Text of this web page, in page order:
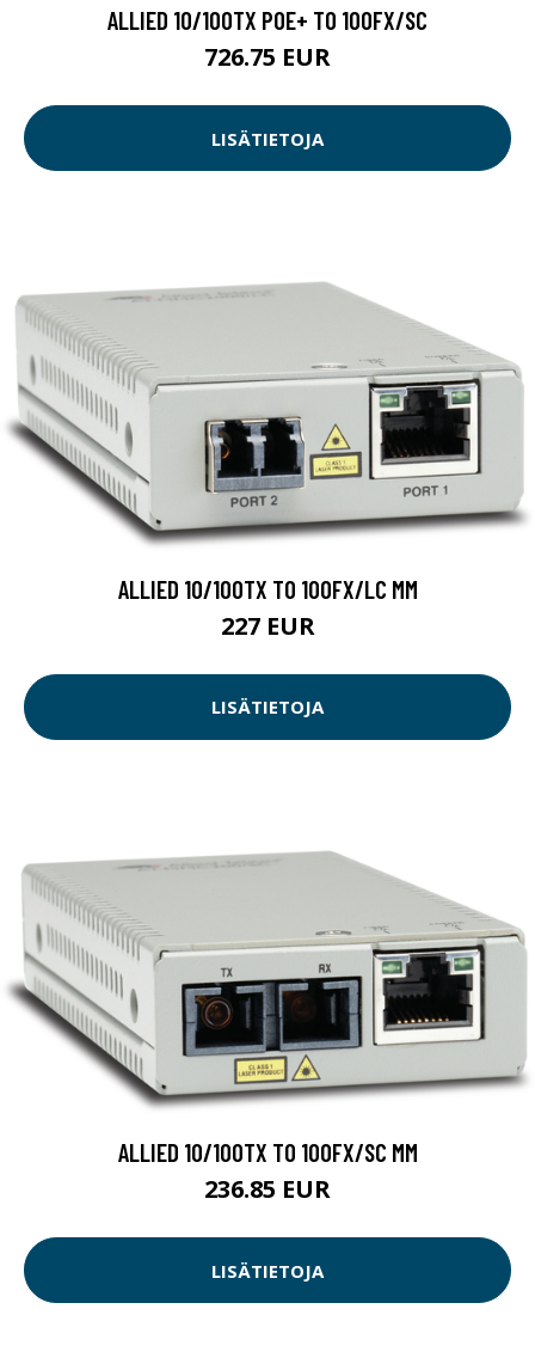
ALLIED 10/100TX POE+ TO 100FX/SC
726.75 EUR
LISÄTIETOJA
ALLIED 10/100TX TO 100FX/LC MM
227 EUR
LISÄTIETOJA
ALLIED 10/100TX TO 100FX/SC MM
236.85 EUR
LISÄTIETOJA